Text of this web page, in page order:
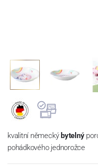
kvalitní německý bytelný
pohádkového jednorožce